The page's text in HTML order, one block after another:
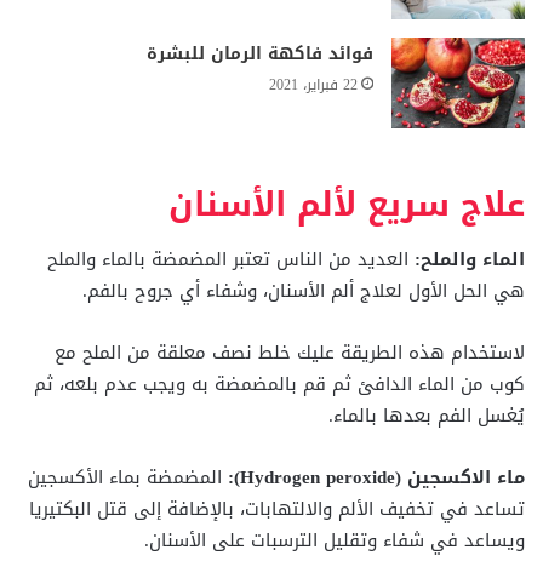
فوائد فاكهة الرمان للبشرة
22 فبراير، 2021
علاج سريع لألم الأسنان
الماء والملح: العديد من الناس تعتبر المضمضة بالماء والملح
هي الحل الأول لعلاج ألم الأسنان، وشفاء أي جروح بالفم.
لاستخدام هذه الطريقة عليك خلط نصف معلقة من الملح مع
كوب من الماء الدافئ ثم قم بالمضمضة به ويجب عدم بلعه، ثم
يُغسل الفم بعدها بالماء.
ماء الاكسجين (Hydrogen peroxide):
المضمضة بماء الأكسجين
تساعد في تخفيف الألم والالتهابات، بالإضافة إلى قتل البكتيريا
ويساعد في شفاء وتقليل الترسبات على الأسنان.